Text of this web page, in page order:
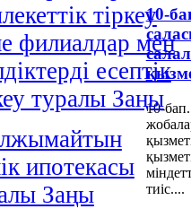
тіркеу
филиалдар мен
есептік
туралы Заңы
ипотекасы
Заңы
10-
10-
тиіс....